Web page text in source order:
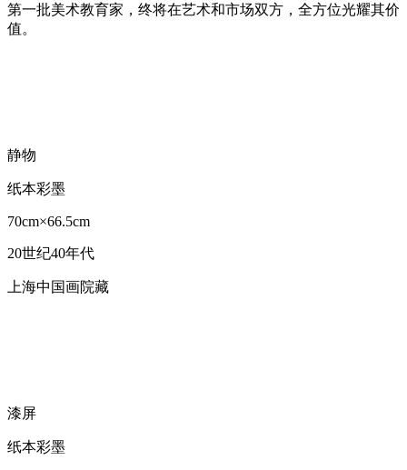
第一批美术教育家，终将在艺术和市场双方，全方位光耀其价
值。
静物
纸本彩墨
70cm×66.5cm
20世纪40年代
上海中国画院藏
漆屏
纸本彩墨